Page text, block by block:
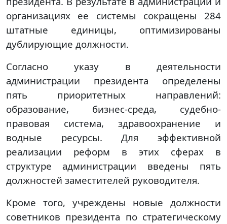
организациях ее системы сокращены 284
штатные единицы, оптимизированы
дублирующие должности.
Согласно указу в деятельности
администрации президента определены
пять приоритетных направлений:
образование, бизнес-среда, судебно-
правовая система, здравоохранение и
водные ресурсы. Для эффективной
реализации реформ в этих сферах в
структуре администрации введены пять
должностей заместителей руководителя.
Кроме того, учреждены новые должности
советников президента по стратегическому